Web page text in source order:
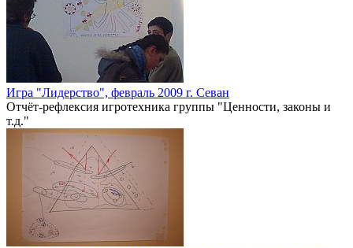
Игра "Лидерство", февраль 2009 г. Севан
Отчёт-рефлексия игротехника группы "Ценности, законы и
т.д."